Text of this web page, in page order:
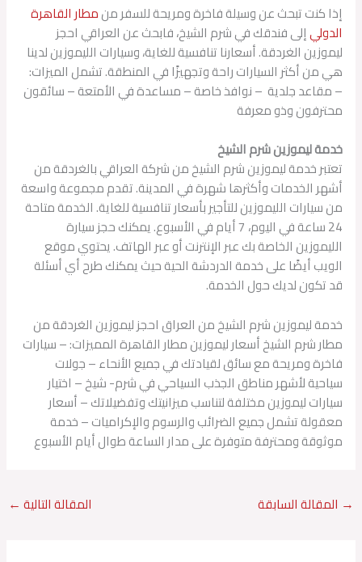
إذا كنت تبحث عن وسيلة فاخرة ومريحة للسفر منمطار القاهرة
الدوليإلى فندقك في شرم الشيخ، فابحث عن العراقي احجز
ليموزين الغردقة. أسعارنا تنافسية للغاية، وسيارات الليموزين لدينا
هي من أكثر السيارات راحة وتجهيزًا في المنطقة. تشمل الميزات:
– مقاعد جلدية – نوافذ خاصة – مساعدة في الأمتعة – سائقون
محترفون وذو معرفة
خدمة ليموزين شرم الشيخ
تعتبر خدمة ليموزين شرم الشيخ من شركة العراقي بالغردقة من
أشهر الخدمات وأكثرها شهرة في المدينة. تقدم مجموعة واسعة
من سيارات الليموزين للتأجير بأسعار تنافسية للغاية. الخدمة متاحة
24 ساعة في اليوم، 7 أيام في الأسبوع. يمكنك حجز سيارة
الليموزين الخاصة بك عبر الإنترنت أو عبر الهاتف. يحتوي موقع
الويب أيضًا على خدمة الدردشة الحية حيث يمكنك طرح أي أسئلة
قد تكون لديك حول الخدمة.
خدمة ليموزين شرم الشيخ من العراق احجز ليموزين الغردقة من
مطار شرم الشيخ أسعار ليموزين مطار القاهرة المميزات: – سيارات
فاخرة ومريحة مع سائق لقيادتك في جميع الأنحاء – جولات
سياحية لأشهر مناطق الجذب السياحي في شرم- شيخ – اختيار
سيارات ليموزين مختلفة لتناسب ميزانيتك وتفضيلاتك – أسعار
معقولة تشمل جميع الضرائب والرسوم والإكراميات – خدمة
موثوقة ومحترفة متوفرة على مدار الساعة طوال أيام الأسبوع
→ المقالة السابقة المقالة التالية ←